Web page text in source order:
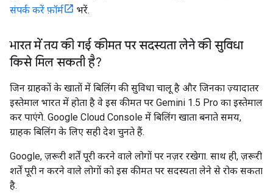
संपर्क करें फ़ॉर्म
भरें.
भारत में तय की गई कीमत पर सदस्यता लेने की सुविधा
किसे मिल सकती है?
जिन ग्राहकों के खातों में बिलिंग की सुविधा चालू है और जिनका ज़्यादातर
इस्तेमाल भारत में होता है वे इस कीमत पर Gemini 1.5 Pro का इस्तेमाल
कर पाएंगे. Google Cloud Console में बिलिंग खाता बनाते समय,
ग्राहक बिलिंग के लिए सही देश चुनते हैं.
Google, ज़रूरी शर्तें पूरी करने वाले लोगों पर नज़र रखेगा. साथ ही, ज़रूरी
शर्तें पूरी न करने वाले लोगों को इस कीमत पर सदस्यता लेने से रोक सकता
है.